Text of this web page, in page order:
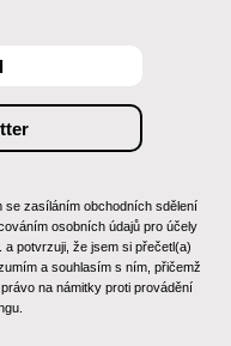
zasíláním obchodních sdělení
osobních údajů pro účely
potvrzuji, že jsem si přečetl(a)
a souhlasím s ním, přičemž
na námitky proti provádění